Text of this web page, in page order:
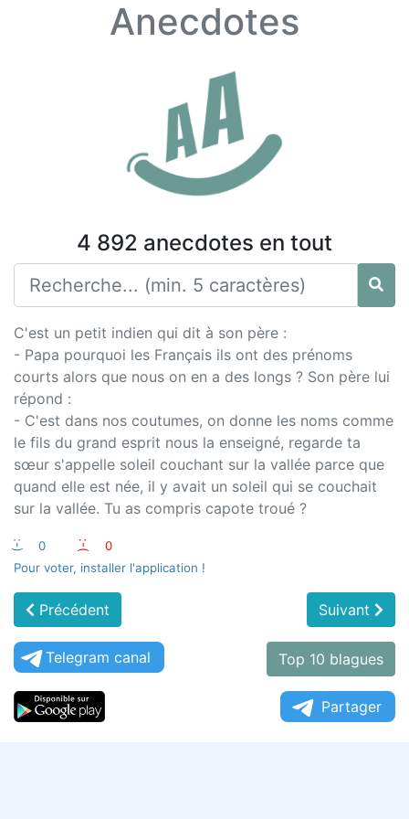
Anecdotes
4 892 anecdotes en tout
C'est un petit indien qui dit à son père :
- Papa pourquoi les Français ils ont des prénoms
courts alors que nous on en a des longs ? Son père lui
répond :
- C'est dans nos coutumes, on donne les noms comme
le fils du grand esprit nous la enseigné, regarde ta
sœur s'appelle soleil couchant sur la vallée parce que
quand elle est née, il y avait un soleil qui se couchait
sur la vallée. Tu as compris capote troué ?
:-) 0 :-(
0
Pour voter, installer l'application !
Précédent Suivant
Telegram canal Top 10 blagues
Partager